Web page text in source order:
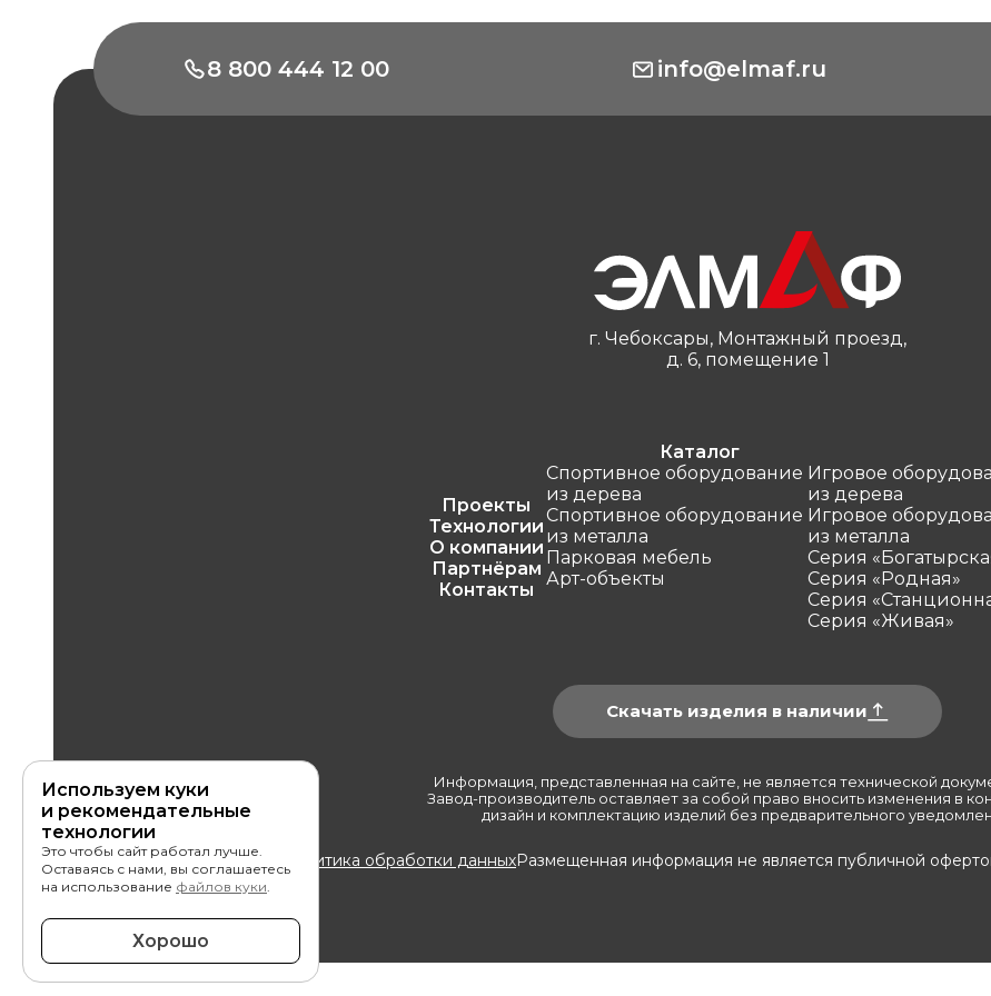
8 800 444 12 00 info@elmaf.ru
г. Чебоксары, Монтажный проезд,
д. 6, помещение 1
Проекты
Технологии
О компании
Партнёрам
Контакты
Каталог
Спортивное оборудование
из дерева
Спортивное оборудование
из металла
Парковая мебель
Арт-объекты
Игровое
из дерева
Игровое
из металла
Серия
Серия «Родная»
Серия
Серия «Живая»
Скачать изделия в наличии
Информация, представленная на сайте, не является технической
Завод-производитель оставляет за собой право вносить изменения в
дизайн и комплектацию изделий без предварительного
© ООО «ЭЛМАФ», 2026 Политика обработки данныхРазмещенная информация не является публичной
Используем куки
и рекомендательные
технологии
Это чтобы сайт работал лучше.
Оставаясь с нами, вы соглашаетесь
на использование файлов куки.
Хорошо